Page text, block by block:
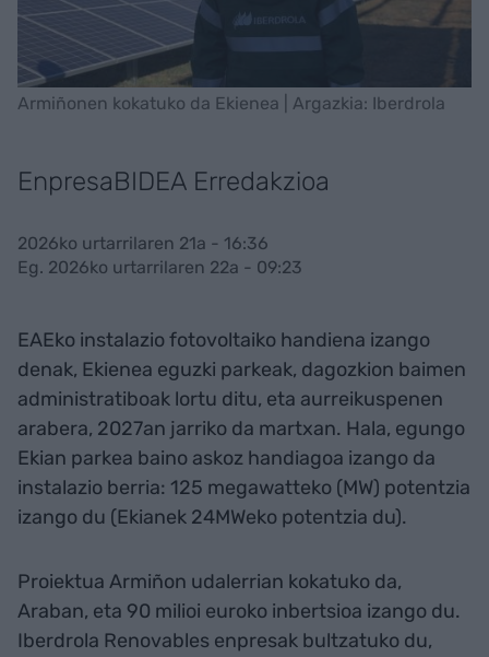
Armiñonen kokatuko da Ekienea | Argazkia: Iberdrola
EnpresaBIDEA Erredakzioa
2026ko urtarrilaren 21a - 16:36
Eg. 2026ko urtarrilaren 22a - 09:23
EAEko instalazio fotovoltaiko handiena izango
denak, Ekienea eguzki parkeak, dagozkion baimen
administratiboak lortu ditu, eta aurreikuspenen
arabera, 2027an jarriko da martxan. Hala, egungo
Ekian parkea baino askoz handiagoa izango da
instalazio berria: 125 megawatteko (MW) potentzia
izango du (Ekianek 24MWeko potentzia du).
Proiektua Armiñon udalerrian kokatuko da,
Araban, eta 90 milioi euroko inbertsioa izango du.
Iberdrola Renovables enpresak bultzatuko du,